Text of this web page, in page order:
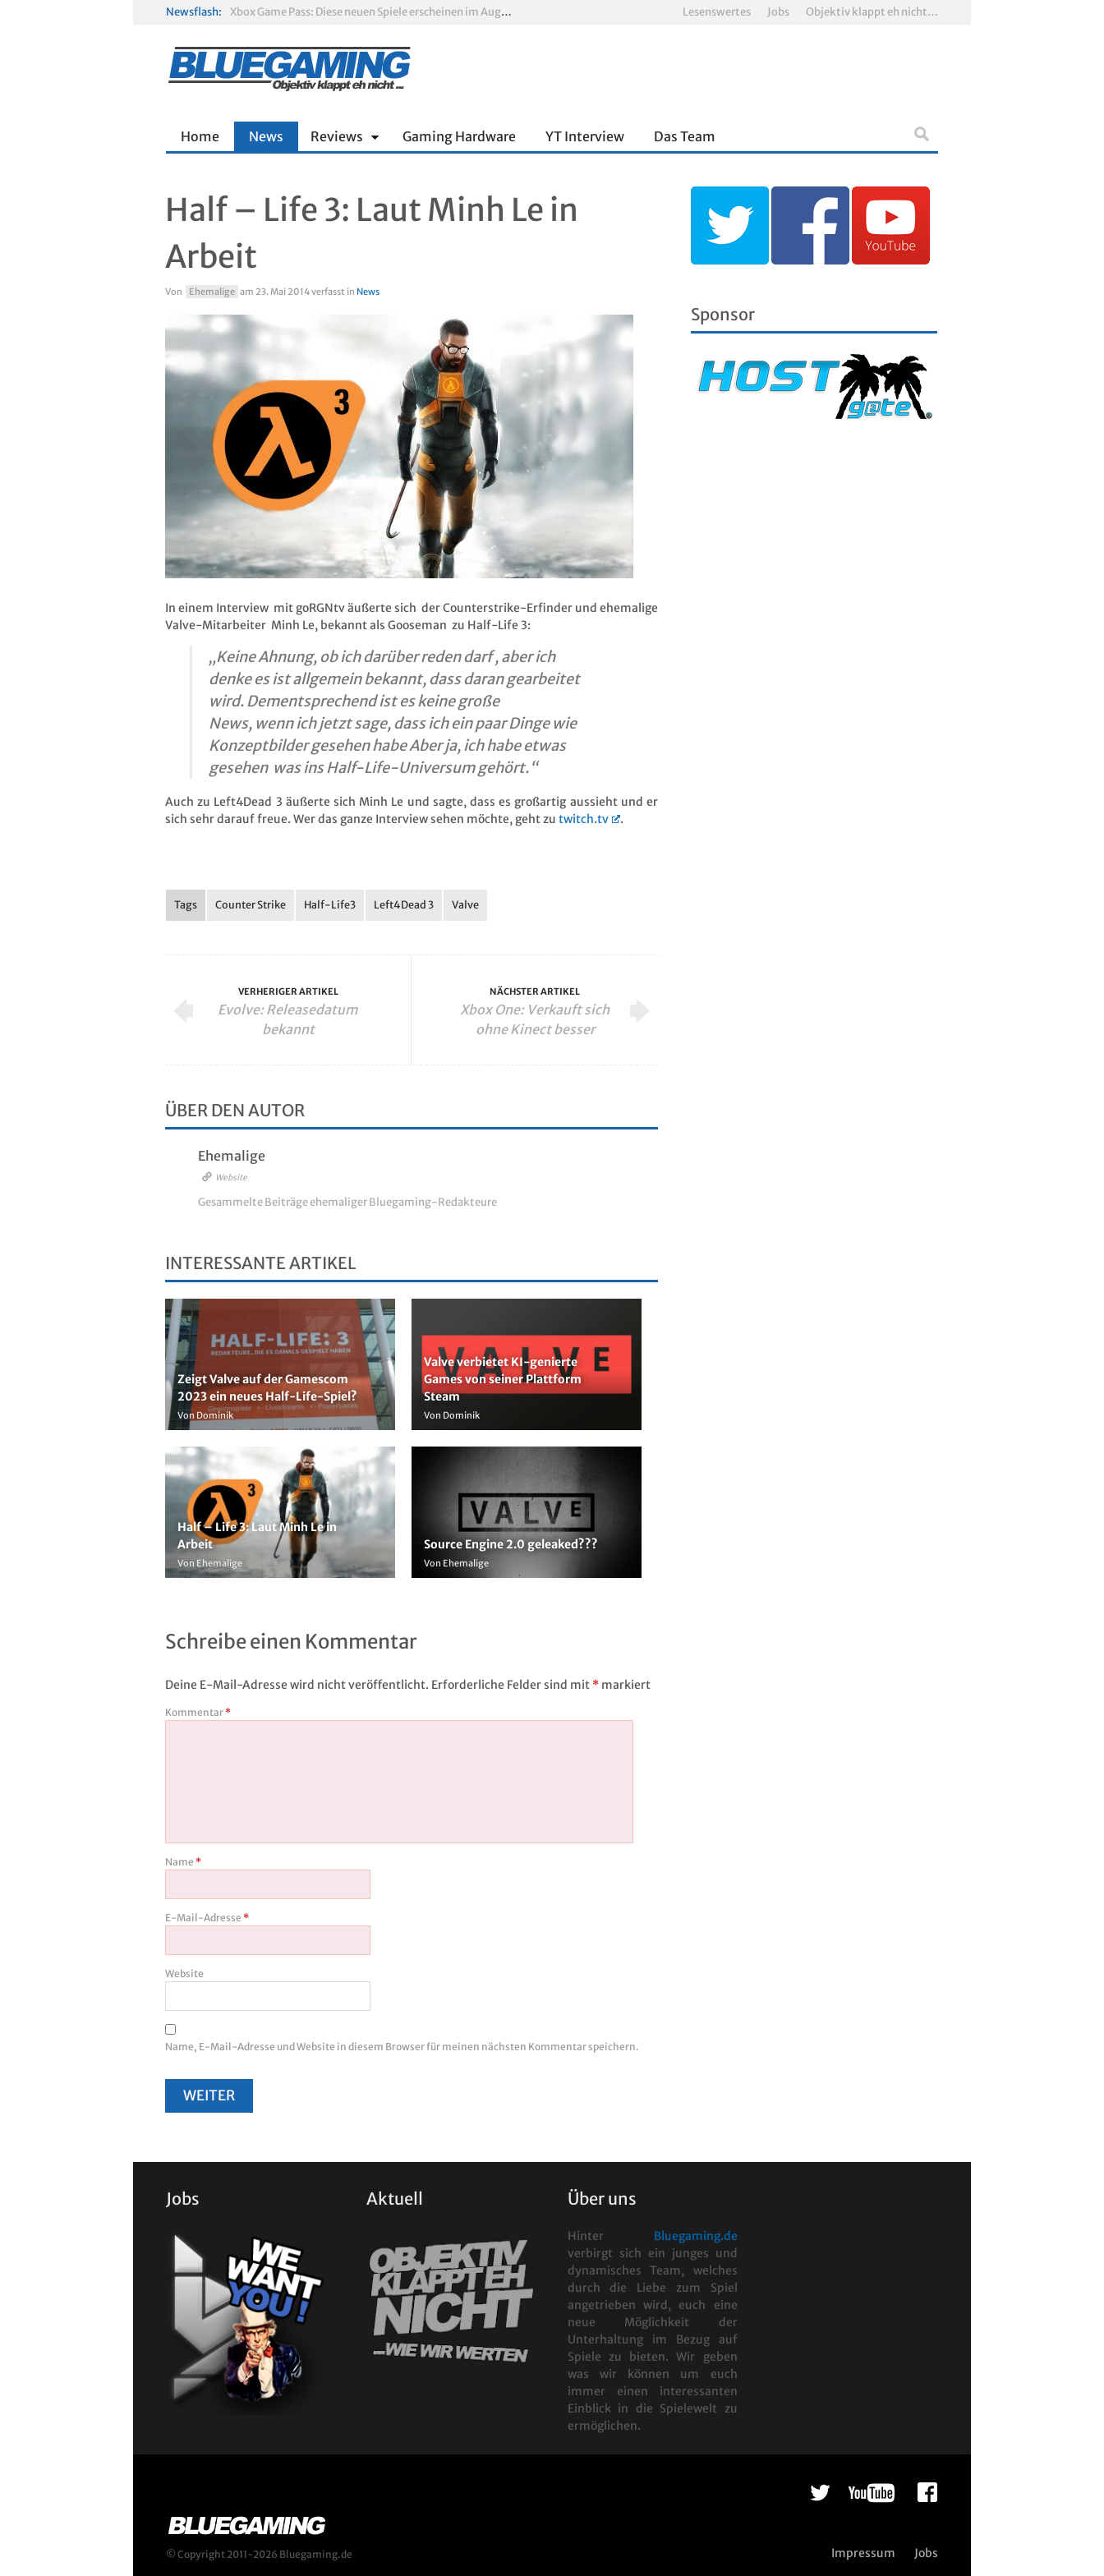
Newsflash:
Xbox Game Pass: Diese neuen Spiele erscheinen im August 2026
Gamescom 2026: Sony fehlt zum siebten Mal in Folge
Solarpunk im Test: Entspannter Aufbau über den Wolken
Lesenswertes Jobs Objektiv klappt eh nicht…
Home News Reviews Gaming Hardware YT Interview Das Team
Half – Life 3: Laut Minh Le in
Arbeit
Von Ehemalige am 23. Mai 2014verfasst in News
In einem Interview mit goRGNtv äußerte sich der Counterstrike-Erfinder und ehemalige
Valve-Mitarbeiter Minh Le, bekannt als Gooseman zu Half-Life 3:
„Keine Ahnung, ob ich darüber reden darf , aber ich
denke es ist allgemein bekannt, dass daran gearbeitet
wird. Dementsprechend ist es keine große
News, wenn ich jetzt sage, dass ich ein paar Dinge wie
Konzeptbilder gesehen habe Aber ja, ich habe etwas
gesehen was ins Half-Life-Universum gehört.“
Auch zu Left4Dead 3 äußerte sich Minh Le und sagte, dass es großartig aussieht und er
sich sehr darauf freue. Wer das ganze Interview sehen möchte, geht zu twitch.tv .
Tags Counter Strike Half-Life3 Left4Dead 3 Valve
VERHERIGER ARTIKEL
Evolve: Releasedatum
bekannt
NÄCHSTER ARTIKEL
Xbox One: Verkauft sich
ohne Kinect besser
ÜBER DEN AUTOR
Ehemalige
Website
Gesammelte Beiträge ehemaliger Bluegaming-Redakteure
INTERESSANTE ARTIKEL
Zeigt Valve auf der Gamescom
2023 ein neues Half-Life-Spiel?
Von Dominik
Valve verbietet KI-genierte
Games von seiner Plattform
Steam
Von Dominik
Half – Life 3: Laut Minh Le in
Arbeit
Von Ehemalige
Source Engine 2.0 geleaked???
Von Ehemalige
Schreibe einen Kommentar
Deine E-Mail-Adresse wird nicht veröffentlicht. Erforderliche Felder sind mit * markiert
Kommentar *
Name *
E-Mail-Adresse *
Website
Name, E-Mail-Adresse und Website in diesem Browser für meinen nächsten Kommentar speichern.
Sponsor
Jobs Aktuell Über uns
Hinter Bluegaming.de
verbirgt sich ein junges und
dynamisches Team, welches
durch die Liebe zum Spiel
angetrieben wird, euch eine
neue Möglichkeit der
Unterhaltung im Bezug auf
Spiele zu bieten. Wir geben
was wir können um euch
immer einen interessanten
Einblick in die Spielewelt zu
ermöglichen.
Impressum Jobs
© Copyright 2011-2026 Bluegaming.de